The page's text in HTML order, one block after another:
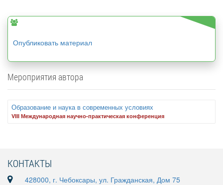
Опубликовать материал
Мероприятия автора
Образование и наука в современных условиях
VIII Международная научно-практическая конференция
КОНТАКТЫ
428000, г. Чебоксары, ул. Гражданская, Дом 75